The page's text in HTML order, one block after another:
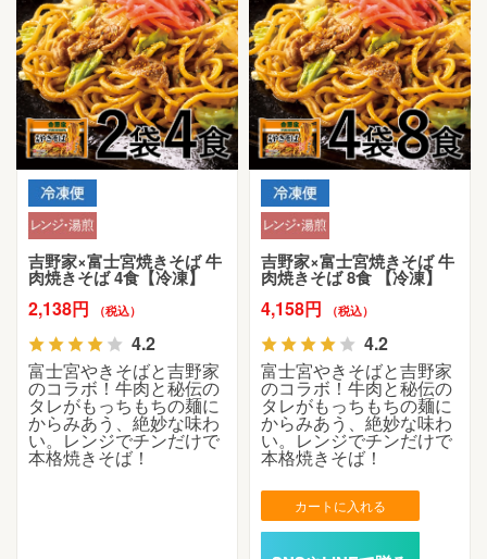
吉野家×富士宮焼きそば 牛
肉焼きそば 4食【冷凍】
2,138円 （税込）
4.2
富士宮やきそばと吉野家
のコラボ！牛肉と秘伝の
タレがもっちもちの麺に
からみあう、絶妙な味わ
い。レンジでチンだけで
本格焼きそば！
吉野家×富士宮焼きそば 牛
肉焼きそば 8食 【冷凍】
4,158円 （税込）
4.2
富士宮やきそばと吉野家
のコラボ！牛肉と秘伝の
タレがもっちもちの麺に
からみあう、絶妙な味わ
い。レンジでチンだけで
本格焼きそば！
カートに入れる